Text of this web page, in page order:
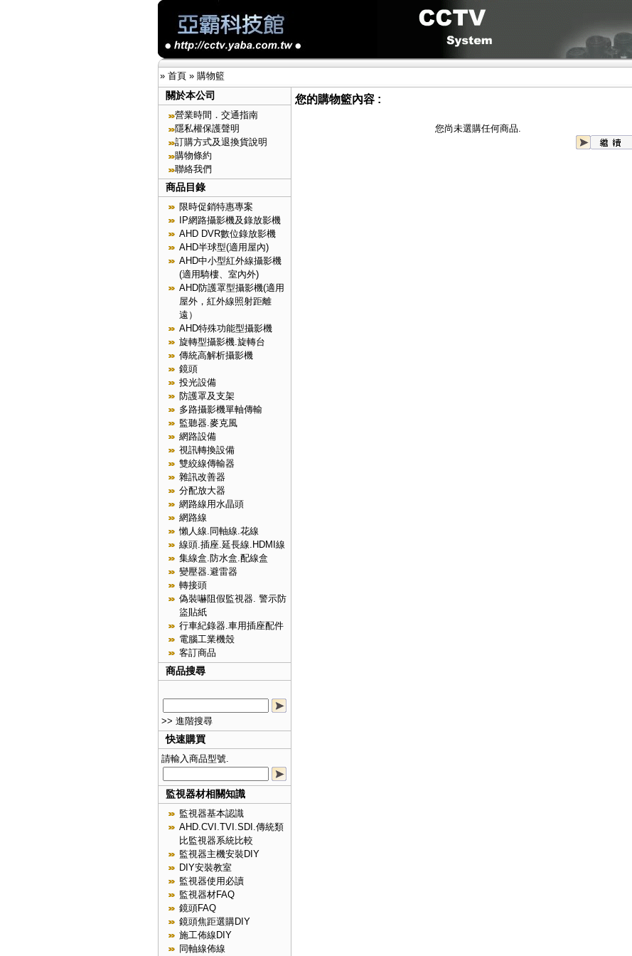
» 首頁 » 購物籃
關於本公司
營業時間．交通指南
隱私權保護聲明
訂購方式及退換貨說明
購物條約
聯絡我們
商品目錄
限時促銷特惠專案
IP網路攝影機及錄放影機
AHD DVR數位錄放影機
AHD半球型(適用屋內)
AHD中小型紅外線攝影機
(適用騎樓、室內外)
AHD防護罩型攝影機(適用
屋外，紅外線照射距離
遠）
AHD特殊功能型攝影機
旋轉型攝影機.旋轉台
傳統高解析攝影機
鏡頭
投光設備
防護罩及支架
多路攝影機單軸傳輸
監聽器.麥克風
網路設備
視訊轉換設備
雙絞線傳輸器
雜訊改善器
分配放大器
網路線用水晶頭
網路線
懶人線.同軸線.花線
線頭.插座.延長線.HDMI線
集線盒.防水盒.配線盒
變壓器.避雷器
轉接頭
偽裝嚇阻假監視器. 警示防
盜貼紙
行車紀錄器.車用插座配件
電腦工業機殼
客訂商品
商品搜尋
>> 進階搜尋
快速購買
請輸入商品型號.
監視器材相關知識
監視器基本認識
AHD.CVI.TVI.SDI.傳統類
比監視器系統比較
監視器主機安裝DIY
DIY安裝教室
監視器使用必讀
監視器材FAQ
鏡頭FAQ
鏡頭焦距選購DIY
施工佈線DIY
同軸線佈線
您的購物籃內容 :
您尚未選購任何商品.